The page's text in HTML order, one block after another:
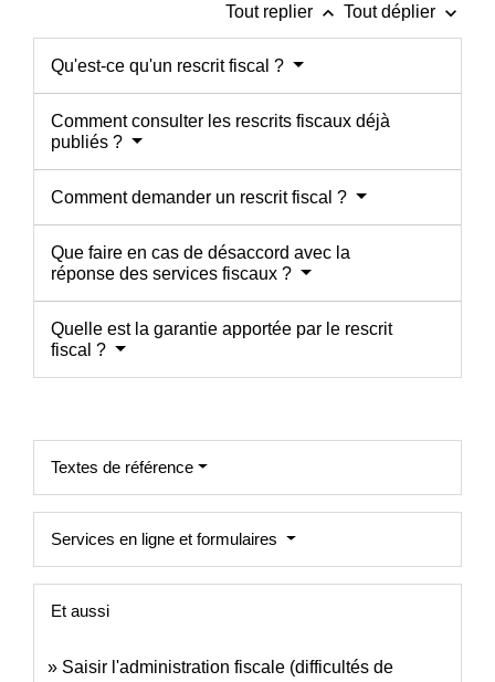
Tout replier keyboard_arrow_up Tout déplier keyboard_arrow_down
Qu'est-ce qu'un rescrit fiscal ?
Comment consulter les rescrits fiscaux déjà
publiés ?
Comment demander un rescrit fiscal ?
Que faire en cas de désaccord avec la
réponse des services fiscaux ?
Quelle est la garantie apportée par le rescrit
fiscal ?
Textes de référence
Services en ligne et formulaires
Et aussi
Saisir l'administration fiscale (difficultés de